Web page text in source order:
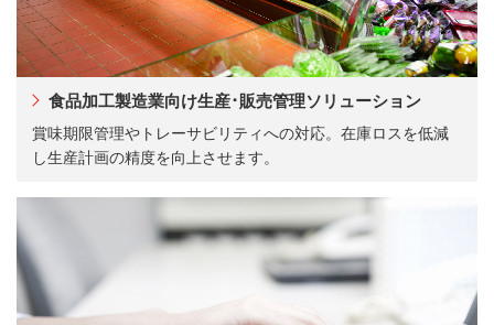
食品加工製造業向け生産･販売管理ソリューション
賞味期限管理やトレーサビリティへの対応。在庫ロスを低減
し生産計画の精度を向上させます。